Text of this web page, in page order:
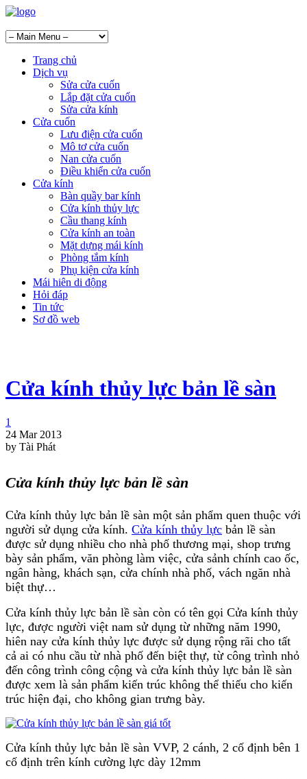
Trang chủ
Dịch vụ
Sửa cửa cuốn
Lắp đặt cửa cuốn
Sửa cửa kính
Cửa cuốn
Lưu điện cửa cuốn
Mô tơ cửa cuốn
Nan cửa cuốn
Điều khiển cửa cuốn
Cửa kính
Bàn quầy bar kính
Cửa kính thủy lực
Cầu thang kính
Cửa kính an toàn
Mặt dựng mái kính
Phòng tắm kính
Phụ kiện cửa kính
Mái hiên di động
Hỏi đáp
Tin tức
Sơ đồ web
Cửa kính thủy lực bản lề sàn
1
24 Mar 2013
by Tài Phát
Cửa kính thủy lực bản lề sàn
Cửa kính thủy lực bản lề sàn một sản phẩm quen thuộc với
người sử dụng cửa kính. Cửa kính thủy lực bản lề sàn
được sử dụng nhiều cho nhà phố thương mại, shop trưng
bày sản phẩm, văn phòng làm việc, cửa sảnh chính cao ốc,
ngân hàng, khách sạn, cửa chính nhà phố, vách ngăn nhà
biệt thự…
Cửa kính thủy lực bản lề sàn còn có tên gọi Cửa kính thủy
lực, được người việt nam sử dụng từ những năm 1990,
hiên nay cửa kính thủy lực được sử dụng rộng rãi cho tất
cả ai có nhu cầu từ nhà phố đến biệt thự, từ công trình nhỏ
đến công trình công cộng và cửa kính thủy lực bản lề sàn
được xem là sản phẩm kiến trúc không thể thiếu cho kiến
trúc hiện đại, cho không gian trưng bày.
Cửa kính thủy lực bản lề sàn VVP, 2 cánh, 2 cố định bên 1
cố định trên kính cường lực dày 12mm